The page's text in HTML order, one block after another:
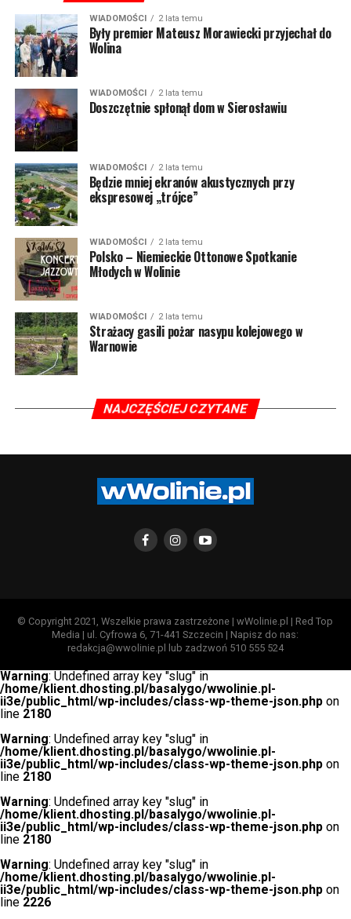
WIADOMOŚCI 2 lata temu
Były premier Mateusz Morawiecki przyjechał do
Wolina
WIADOMOŚCI 2 lata temu
Doszczętnie spłonął dom w Sierosławiu
WIADOMOŚCI 2 lata temu
Będzie mniej ekranów akustycznych przy
ekspresowej „trójce”
WIADOMOŚCI 2 lata temu
Polsko – Niemieckie Ottonowe Spotkanie
Młodych w Wolinie
WIADOMOŚCI 2 lata temu
Strażacy gasili pożar nasypu kolejowego w
Warnowie
NAJCZĘŚCIEJ CZYTANE
© Copyright 2021, Wszelkie prawa zastrzeżone | wWolinie.pl | Red Top
Media | ul. Cyfrowa 6, 71-441 Szczecin | Napisz do nas:
redakcja@wwolinie.pl lub zadzwoń 510 555 524
Warning: Undefined array key "slug" in
/home/klient.dhosting.pl/basalygo/wwolinie.pl-
ii3e/public_html/wp-includes/class-wp-theme-json.php on
line 2180
Warning: Undefined array key "slug" in
/home/klient.dhosting.pl/basalygo/wwolinie.pl-
ii3e/public_html/wp-includes/class-wp-theme-json.php on
line 2180
Warning: Undefined array key "slug" in
/home/klient.dhosting.pl/basalygo/wwolinie.pl-
ii3e/public_html/wp-includes/class-wp-theme-json.php on
line 2180
Warning: Undefined array key "slug" in
/home/klient.dhosting.pl/basalygo/wwolinie.pl-
ii3e/public_html/wp-includes/class-wp-theme-json.php on
line 2226